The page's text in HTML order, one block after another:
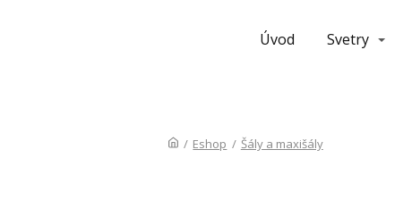
Úvod Svetry
/ Eshop / Šály a maxišály